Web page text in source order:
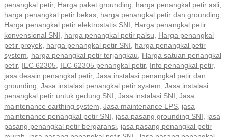
penangkal petir, Harga paket grounding, harga penangkal petir asli,
harga penangkal petir bekas, harga penangkal petir dan grounding,
Harga penangkal petir elektrostatis SNI, Harga penangkal petir
konvensional SNI, harga penangkal petir palsu, Harga penangkal
petir proyek, harga penangkal petir SNI, harga penangkal petir
system, harga penangkal petir terjangkau, Harga satuan penangkal
petir, IEC 62305, IEC 62305 penangkal petir, Info penangkal petir,
jasa desain penangkal petir, Jasa instalasi penangkal petir dan
grounding, Jasa instalasi penangkal petir system, Jasa instalasi
penangkal petir untuk gedung SNI, Jasa instalasi SNI, Jasa
maintenance earthing system, Jasa maintenance LPS, jasa
maintenance penangkal petir SNI, jasa pasang grounding SNI, jasa
pasang penangkal petir bergaransi, jasa pasang penangkal petir